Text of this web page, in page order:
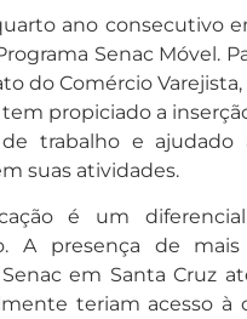
ano consecutivo
Senac Móvel.
do Comércio
propiciado a
trabalho e ajudado
suas atividades.
é um
A presença de
em Santa Cruz
teriam acesso à